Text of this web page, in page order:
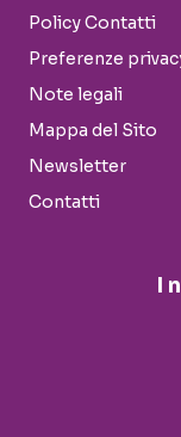
Policy Contatti
Preferenze
Note legali
Mappa del Sito
Newsletter
Contatti
I